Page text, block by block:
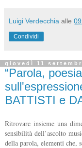
Luigi Verdecchia alle
Condividi
giovedì 11
“Parola,
BATTISTI e
Ritrovare insieme una
sensibilità dell’ascolto
della parola, elementi che,